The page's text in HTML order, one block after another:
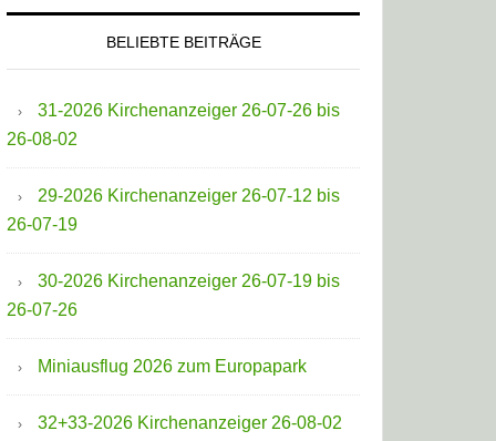
BELIEBTE BEITRÄGE
31-2026 Kirchenanzeiger 26-07-26 bis
26-08-02
29-2026 Kirchenanzeiger 26-07-12 bis
26-07-19
30-2026 Kirchenanzeiger 26-07-19 bis
26-07-26
Miniausflug 2026 zum Europapark
32+33-2026 Kirchenanzeiger 26-08-02